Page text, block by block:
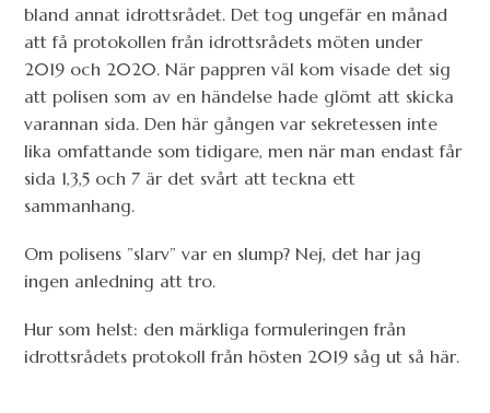
bland annat idrottsrådet. Det tog ungefär en månad
att få protokollen från idrottsrådets möten under
2019 och 2020. När pappren väl kom visade det sig
att polisen som av en händelse hade glömt att skicka
varannan sida. Den här gången var sekretessen inte
lika omfattande som tidigare, men när man endast får
sida 1,3,5 och 7 är det svårt att teckna ett
sammanhang.
Om polisens ”slarv” var en slump? Nej, det har jag
ingen anledning att tro.
Hur som helst: den märkliga formuleringen från
idrottsrådets protokoll från hösten 2019 såg ut så här.